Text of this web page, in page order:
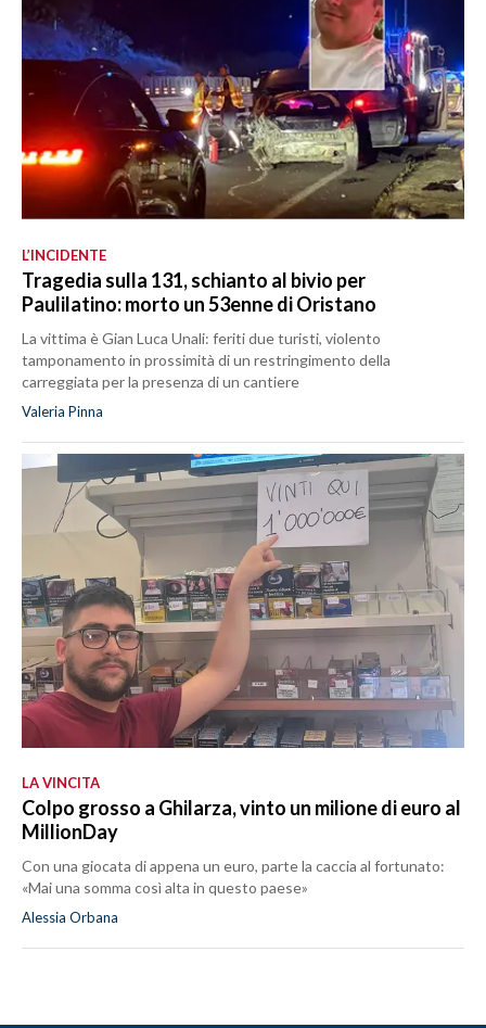
L’INCIDENTE
Tragedia sulla 131, schianto al bivio per
Paulilatino: morto un 53enne di Oristano
La vittima è Gian Luca Unali: feriti due turisti, violento
tamponamento in prossimità di un restringimento della
carreggiata per la presenza di un cantiere
Valeria Pinna
LA VINCITA
Colpo grosso a Ghilarza, vinto un milione di euro al
MillionDay
Con una giocata di appena un euro, parte la caccia al fortunato:
«Mai una somma così alta in questo paese»
Alessia Orbana